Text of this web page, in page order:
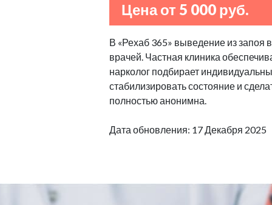
Цена от 5 000 руб.
В «Рехаб 365» выведение из запоя
врачей. Частная клиника
нарколог подбирает
стабилизировать состояние и
полностью анонимна.
Дата обновления: 17 Декабря 2025